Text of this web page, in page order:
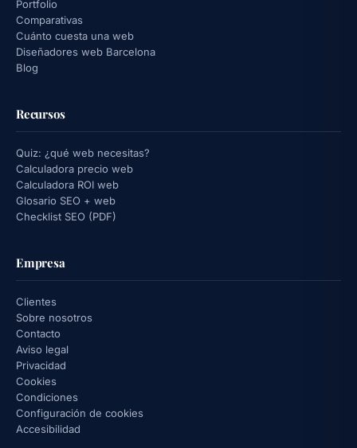
Portfolio
Comparativas
Cuánto cuesta una web
Diseñadores web Barcelona
Blog
Recursos
Quiz: ¿qué web necesitas?
Calculadora precio web
Calculadora ROI web
Glosario SEO + web
Checklist SEO (PDF)
Empresa
Clientes
Sobre nosotros
Contacto
Aviso legal
Privacidad
Cookies
Condiciones
Configuración de cookies
Accesibilidad